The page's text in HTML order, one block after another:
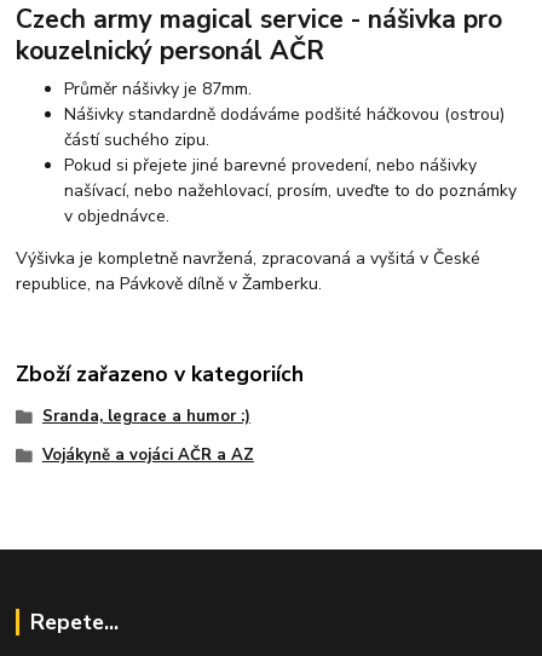
Czech army magical service - nášivka pro
kouzelnický personál AČR
Průměr nášivky je 87mm.
Nášivky standardně dodáváme podšité háčkovou (ostrou)
částí suchého zipu.
Pokud si přejete jiné barevné provedení, nebo nášivky
našívací, nebo nažehlovací, prosím, uveďte to do poznámky
v objednávce.
Výšivka je kompletně navržená, zpracovaná a vyšitá v České
republice, na Pávkově dílně v Žamberku.
Zboží zařazeno v kategoriích
Sranda, legrace a humor :)
Vojákyně a vojáci AČR a AZ
Repete...